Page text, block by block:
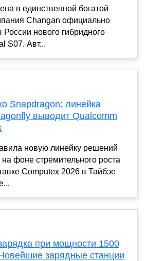
в единственной богатой
Changan официально
нового гибридного
S07. Авт...
Snapdragon: линейка
выводит Qualcomm
новую линейку решений
фоне стремительного роста
Computex 2026 в Тайбэе
при мощности 1500
зарядные станции